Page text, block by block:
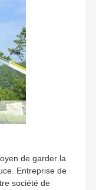
de garder la
Entreprise de
société de